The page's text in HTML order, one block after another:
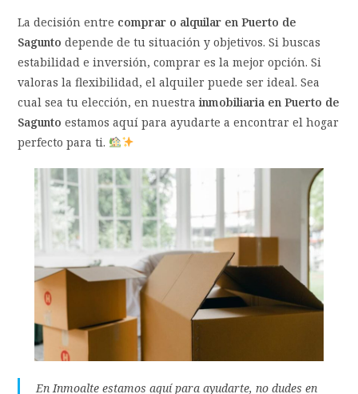
La decisión entre comprar o alquilar en Puerto de
Sagunto depende de tu situación y objetivos. Si buscas
estabilidad e inversión, comprar es la mejor opción. Si
valoras la flexibilidad, el alquiler puede ser ideal. Sea
cual sea tu elección, en nuestrainmobiliaria en Puerto de
Sagunto estamos aquí para ayudarte a encontrar el hogar
perfecto para ti.
EnInmoalte estamos aquí para ayudarte, no dudes en